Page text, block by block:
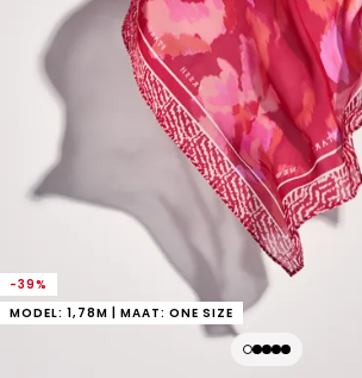
-39%
MODEL: 1,78M | MAAT: ONE SIZE